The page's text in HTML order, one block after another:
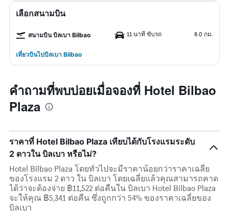
เลือกสนามบิน
สนามบิน บิลเบา Bilbao 11 นาที ขับรถ 8.0 กม.
เที่ยวบินไปบิลเบา Bilbao
คำถามที่พบบ่อยเมื่อจองที่ Hotel Bilbao
Plaza
ราคาที่ Hotel Bilbao Plaza เทียบได้กับโรงแรมระดับ
2 ดาวใน บิลเบา หรือไม่?
Hotel Bilbao Plaza โดยทั่วไปจะมีราคาน้อยกว่าราคาเฉลี่ย
ของโรงแรม 2 ดาว ใน บิลเบา โดยเฉลี่ยแล้วคุณสามารถคาด
ได้ว่าจะต้องจ่าย ฿11,522 ต่อคืนใน บิลเบา Hotel Bilbao Plaza
จะให้คุณ ฿5,341 ต่อคืน ซึ่งถูกกว่า 54% ของราคาเฉลี่ยของ
บิลเบา